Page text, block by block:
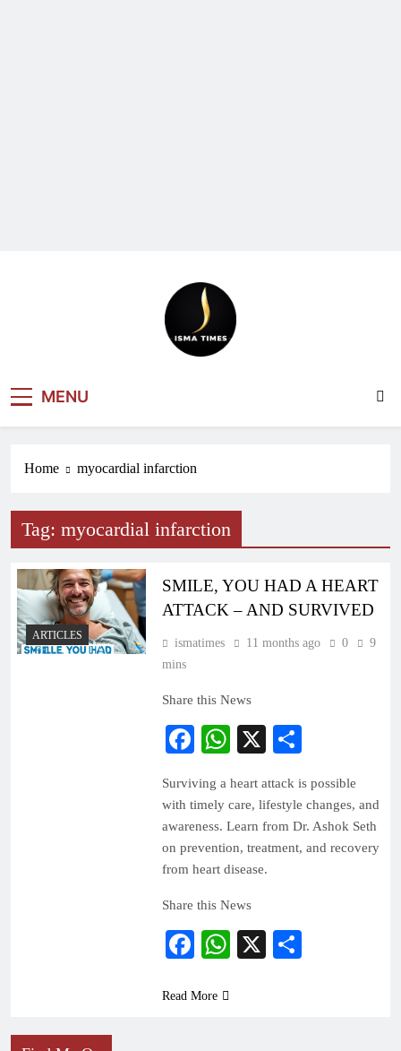
MENU
Home myocardial infarction
Tag: myocardial infarction
ARTICLES
SMILE, YOU HAD A HEART
ATTACK – AND SURVIVED
ismatimes 11 months ago 0
9
mins
Share this News
Facebook
WhatsApp
X
Surviving a heart attack is possible
with timely care, lifestyle changes, and
awareness. Learn from Dr. Ashok Seth
on prevention, treatment, and recovery
from heart disease.
Share this News
Facebook
WhatsApp
X
Read More